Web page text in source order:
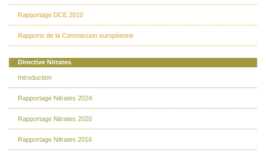
Rapportage DCE 2010
Rapports de la Commission européenne
Directive Nitrates
Introduction
Rapportage Nitrates 2024
Rapportage Nitrates 2020
Rapportage Nitrates 2016